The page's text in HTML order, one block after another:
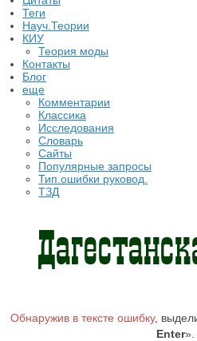
Теги
Науч.Теории
КИУ
Теория моды
Контакты
Блог
еще
Комментарии
Классика
Исследования
Словарь
Сайты
Популярные запросы
Тип.ошибки руковод.
ТЗД
Обнаружив в тексте ошибку,
Enter».